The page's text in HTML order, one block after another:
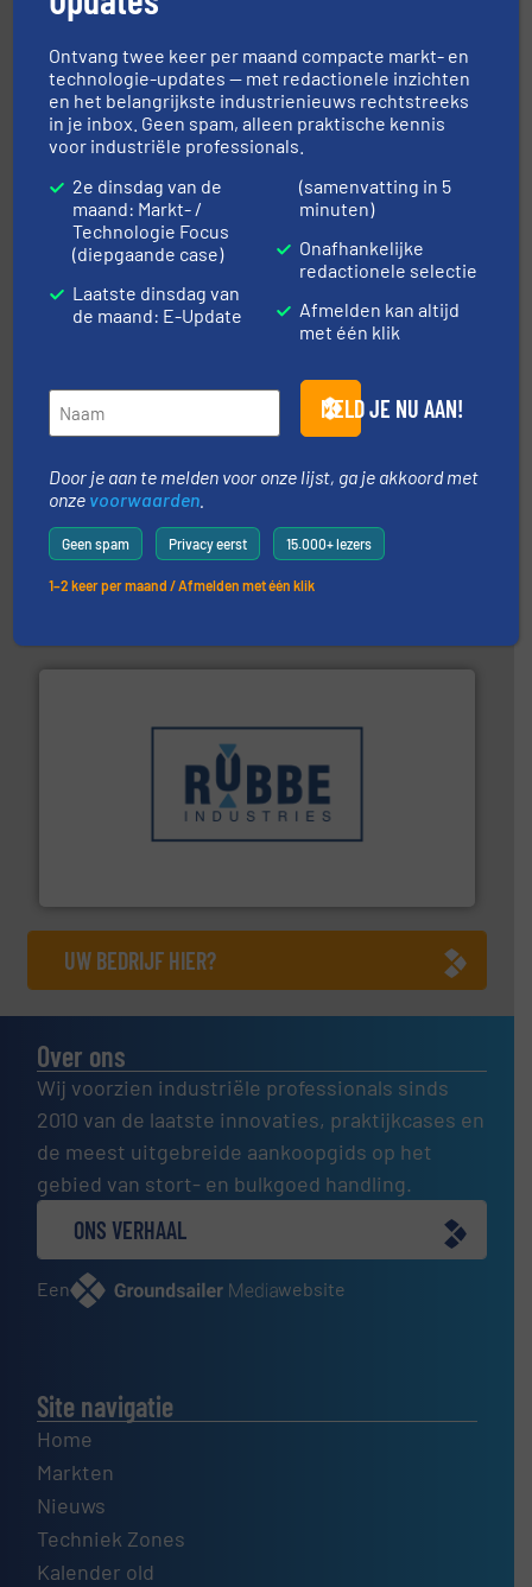
DMN-WESTINGHOUSE
Dinnissen BV
Wereldwijd opererend specialist in innovatieve
procestechnologie en stortgoedtechnologie. “Trusted
by the best”.Meer info ➜
Euro-Manchetten & Compensatoren BV
dertig jaar actief op het gebied van flexibele
verbindingen en luchttechniek.Meer info ➜
weeg-, verpakking- en transportprocessen die klanten
in verschillende sectoren hebben geholpen.
UW BEDRIJF HIER?
Over ons
Wij voorzien industriële professionals sinds
2010 van de laatste innovaties, praktijkcases en
de meest uitgebreide aankoopgids op het
gebied van stort- en bulkgoed handling.
ONS VERHAAL
Een website
Site navigatie
Home
Markten
Nieuws
Techniek Zones
Kalender old
Ontvang twee keer per maand compacte markt- en
technologie-updates — met redactionele inzichten
en het belangrijkste industrienieuws rechtstreeks
in je inbox. Geen spam, alleen praktische kennis
voor industriële professionals.
2e dinsdag van de
maand: Markt- /
Technologie Focus
(diepgaande case)
Laatste dinsdag van
de maand: E-Update
(samenvatting in 5
minuten)
Onafhankelijke
redactionele selectie
Afmelden kan altijd
met één klik
MELD JE NU AAN!
Door je aan te melden voor onze lijst, ga je akkoord met
onze voorwaarden
Geen spam Privacy eerst 15.000+ lezers
1–2 keer per maand / Afmelden met één klik